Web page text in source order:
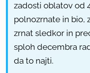
zadosti oblatov od
polnozrnate in bio,
zrnat sledkor in
sploh decembra
da to najti.